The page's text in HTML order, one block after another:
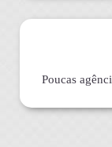
Poucas